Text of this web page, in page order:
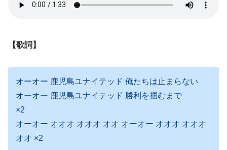
【歌詞】
オーオー 鹿児島ユナイテッド 俺たちは止まらない
オーオー 鹿児島ユナイテッド 勝利を掴むまで
×2
オーオー オオオ オオオ オオ オーオー オオオ オオオ
オオ ×2